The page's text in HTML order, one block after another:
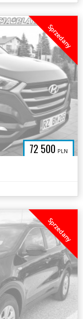
72 500 PLN
Sprzedany
Sprzedany